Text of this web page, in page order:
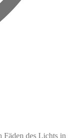
Fäden des Lichts in